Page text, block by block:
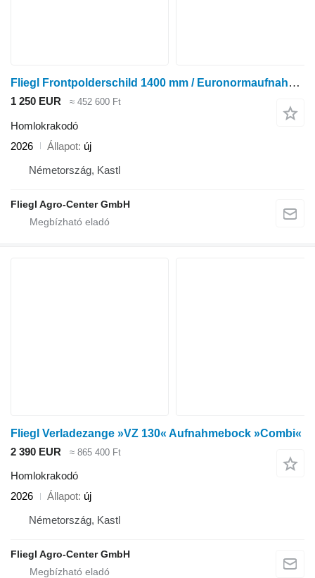
Fliegl Frontpolderschild 1400 mm / Euronormaufnahme / verzinkt
1 250 EUR ≈ 452 600 Ft
Homlokrakodó
2026
Állapot új
Németország, Kastl
Fliegl Agro-Center GmbH
Fliegl Verladezange »VZ 130« Aufnahmebock »Combi«
2 390 EUR
≈ 865 400 Ft
Homlokrakodó
2026
Állapot új
Németország, Kastl
Fliegl Agro-Center GmbH